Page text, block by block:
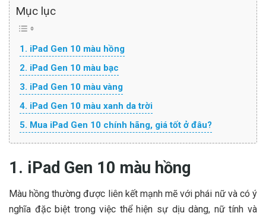
Mục lục
1. iPad Gen 10 màu hồng
2. iPad Gen 10 màu bạc
3. iPad Gen 10 màu vàng
4. iPad Gen 10 màu xanh da trời
5. Mua iPad Gen 10 chính hãng, giá tốt ở đâu?
1. iPad Gen 10 màu hồng
Màu hồng thường được liên kết mạnh mẽ với phái nữ và có ý
nghĩa đặc biệt trong việc thể hiện sự dịu dàng, nữ tính và